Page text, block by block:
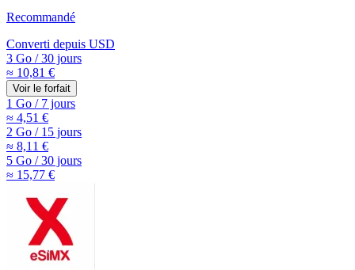
Recommandé
Converti depuis USD
3 Go /30 jours
≈ 10,81 €
Voir le forfait
1 Go /7 jours
≈ 4,51 €
2 Go /15 jours
≈ 8,11 €
5 Go /30 jours
≈ 15,77 €